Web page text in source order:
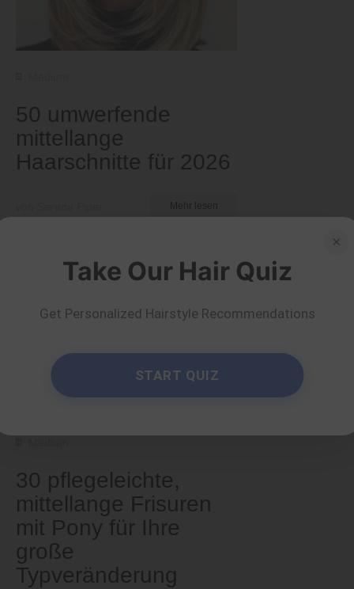
50 umwerfende
mittellange
Haarschnitte für 2026
30 pflegeleichte,
mittellange Frisuren
mit Pony für Ihre
große
Typveränderung
×
Take Our Hair Quiz
Get Personalized Hairstyle Recommendations
START QUIZ